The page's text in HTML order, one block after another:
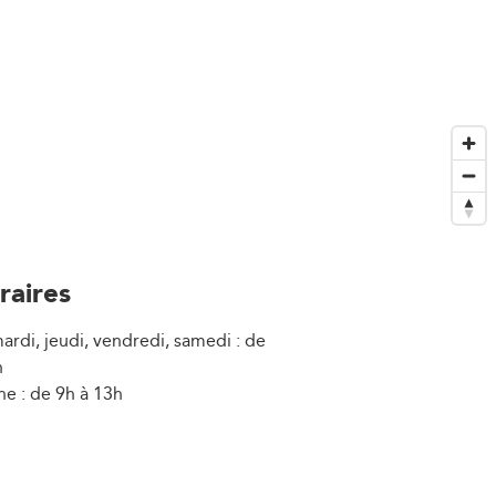
jeudi, vendredi, samedi : de
: de 9h à 13h